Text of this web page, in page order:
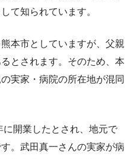
て知られています。
本市としていますが、父親
とされます。そのため、本
実家・病院の所在地が混同
開業したとされ、地元で
。武田真一さんの実家が病